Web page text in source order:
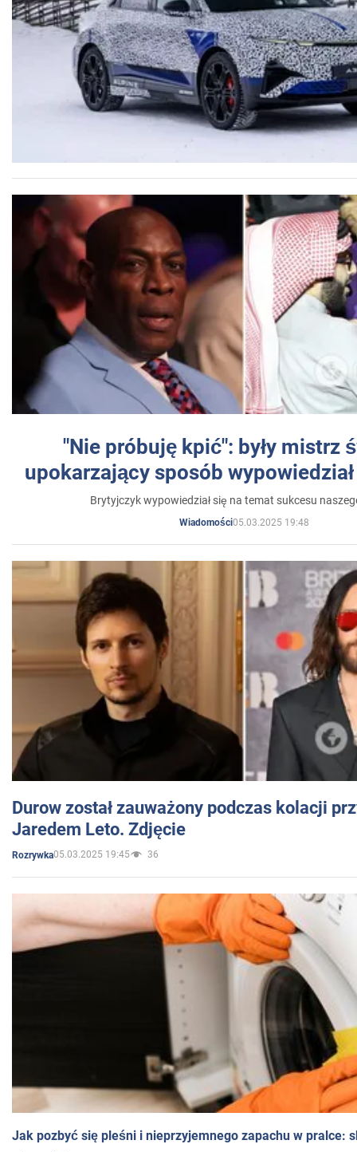
"Nie próbuję kpić": były mistrz
upokarzający sposób
Brytyjczyk wypowiedział się na temat sukcesu
Wiadomości05.03.2025 19:48
Durow został zauważony podczas kolacji
Jaredem Leto. Zdjęcie
Rozrywka05.03.2025 19:45 36
Jak pozbyć się pleśni i nieprzyjemnego zapachu w pralce: